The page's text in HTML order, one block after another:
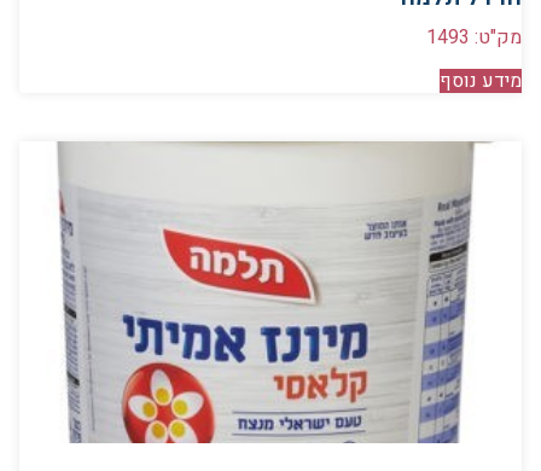
מק"ט: 1493
מידע נוסף